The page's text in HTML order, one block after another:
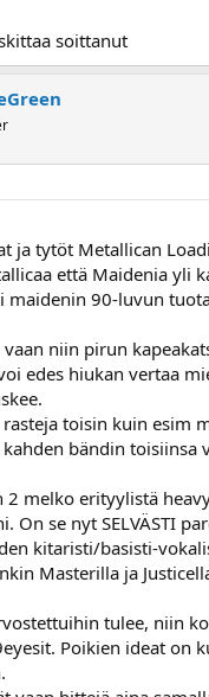
soittanut
ja tytöt Metallican
että Maidenia yli
maidenin 90-luvun
niin pirun
edes hiukan vertaa
toisin kuin esim
bändin toisiinsa
2 melko erityylistä
On se nyt SELVÄSTI
kitaristi/basisti-
Masterilla ja
tulee, niin
Poikien ideat on